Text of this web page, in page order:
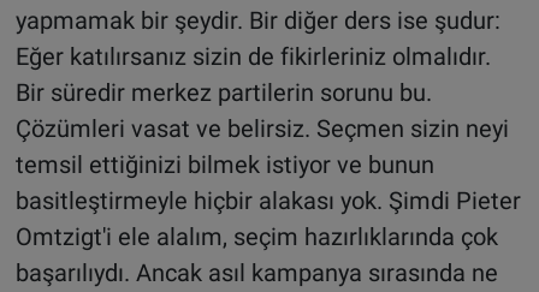
yapmamak bir şeydir. Bir diğer ders ise şudur:
Eğer katılırsanız sizin de fikirleriniz olmalıdır.
Bir süredir merkez partilerin sorunu bu.
Çözümleri vasat ve belirsiz. Seçmen sizin neyi
temsil ettiğinizi bilmek istiyor ve bunun
basitleştirmeyle hiçbir alakası yok. Şimdi Pieter
Omtzigt'i ele alalım, seçim hazırlıklarında çok
başarılıydı. Ancak asıl kampanya sırasında ne